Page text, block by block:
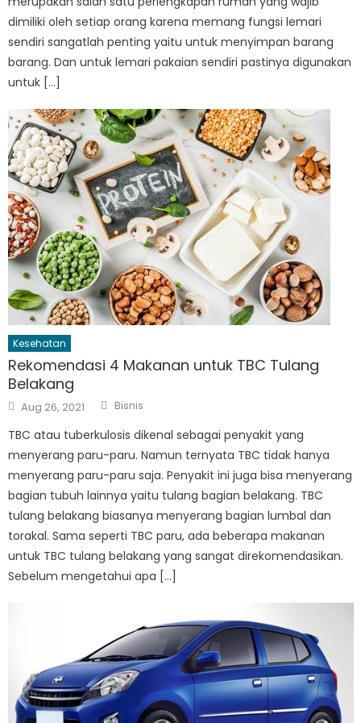
dimiliki oleh setiap orang karena memang fungsi lemari
sendiri sangatlah penting yaitu untuk menyimpan barang
barang. Dan untuk lemari pakaian sendiri pastinya digunakan
untuk […]
Kesehatan
Rekomendasi 4 Makanan untuk TBC Tulang
Belakang
Posted
on
Aug 26, 2021 Author
Bisnis
TBC atau tuberkulosis dikenal sebagai penyakit yang
menyerang paru-paru. Namun ternyata TBC tidak hanya
menyerang paru-paru saja. Penyakit ini juga bisa menyerang
bagian tubuh lainnya yaitu tulang bagian belakang. TBC
tulang belakang biasanya menyerang bagian lumbal dan
torakal. Sama seperti TBC paru, ada beberapa makanan
untuk TBC tulang belakang yang sangat direkomendasikan.
Sebelum mengetahui apa […]